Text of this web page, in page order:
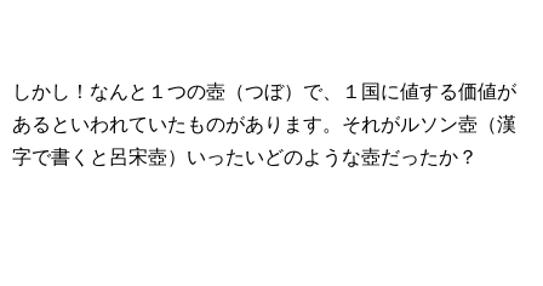
しかし！なんと１つの壺（つぼ）で、１国に値する価値が
あるといわれていたものがあります。それがルソン壺（漢
字で書くと呂宋壺）いったいどのような壺だったか？